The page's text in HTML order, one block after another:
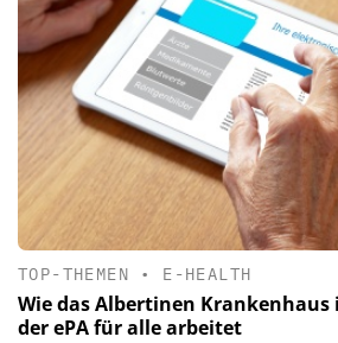
TOP-THEMEN • E-HEALTH
Wie das Albertinen
der ePA für alle arbeitet